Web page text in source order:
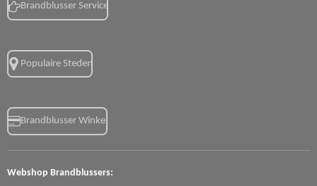
Brandblusser Service
Populaire Steden
Brandblusser Winkel
Webshop Brandblussers: